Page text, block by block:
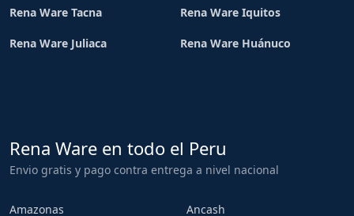
Rena Ware Tacna Rena Ware Iquitos
Rena Ware Juliaca Rena Ware Huánuco
Rena Ware en todo el Peru
Envio gratis y pago contra entrega a nivel nacional
Amazonas
Ancash